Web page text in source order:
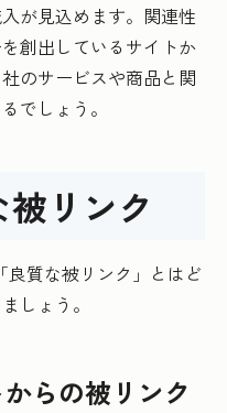
が見込めます。関連性
創出しているサイトか
のサービスや商品と関
でしょう。
リンク
良質な被リンク」とはど
しょう。
らの被リンク